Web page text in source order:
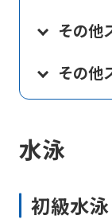
その他
その他
水泳
初級水泳